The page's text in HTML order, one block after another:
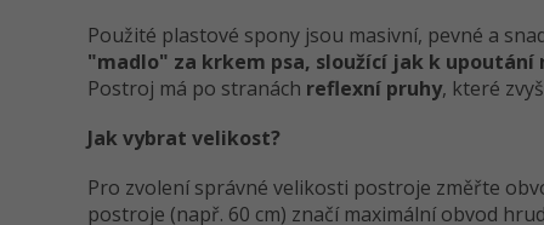
Použité plastové spony jsou masivní, pevné a
"madlo" za krkem psa, sloužící jak k upoutání
Postroj má po stranách reflexní pruhy, které
Jak vybrat velikost?
Pro zvolení správné velikosti postroje změřte
postroje (např. 60 cm) značí maximální obvod